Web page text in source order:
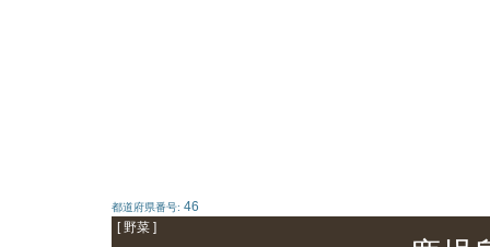
都道府県番号: 46
[ 野菜 ]